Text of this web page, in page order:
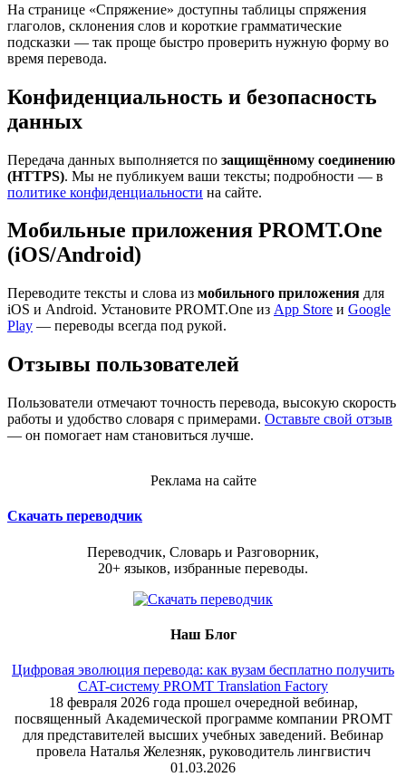
На странице «Спряжение» доступны таблицы спряжения
глаголов, склонения слов и короткие грамматические
подсказки — так проще быстро проверить нужную форму во
время перевода.
Конфиденциальность и безопасность
данных
Передача данных выполняется по защищённому соединению
(HTTPS). Мы не публикуем ваши тексты; подробности — в
политике конфиденциальности на сайте.
Мобильные приложения PROMT.One
(iOS/Android)
Переводите тексты и слова из мобильного приложения для
iOS и Android. Установите PROMT.One из App Store и Google
Play — переводы всегда под рукой.
Отзывы пользователей
Пользователи отмечают точность перевода, высокую скорость
работы и удобство словаря с примерами. Оставьте свой отзыв
— он помогает нам становиться лучше.
Реклама на сайте
Скачать переводчик
Переводчик, Словарь и Разговорник,
20+ языков, избранные переводы.
Наш Блог
Цифровая эволюция перевода: как вузам бесплатно получить
CAT-систему PROMT Translation Factory
18 февраля 2026 года прошел очередной вебинар,
посвященный Академической программе компании PROMT
для представителей высших учебных заведений. Вебинар
провела Наталья Железняк, руководитель лингвистич
01.03.2026